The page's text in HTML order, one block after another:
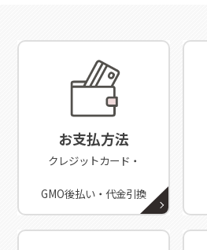
お支払方法
クレジットカード・
GMO後払い・代金引換